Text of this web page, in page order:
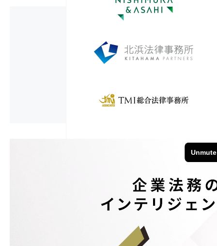
以下からお申し込み、会
会員の場合はロ